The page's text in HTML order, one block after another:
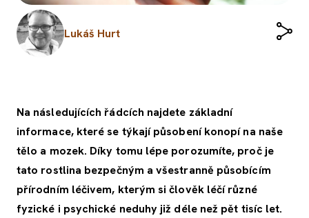
Lukáš Hurt
Na následujících řádcích najdete základní
informace, které se týkají působení konopí na naše
tělo a mozek. Díky tomu lépe porozumíte, proč je
tato rostlina bezpečným a všestranně působícím
přírodním léčivem, kterým si člověk léčí různé
fyzické i psychické neduhy již déle než pět tisíc let.